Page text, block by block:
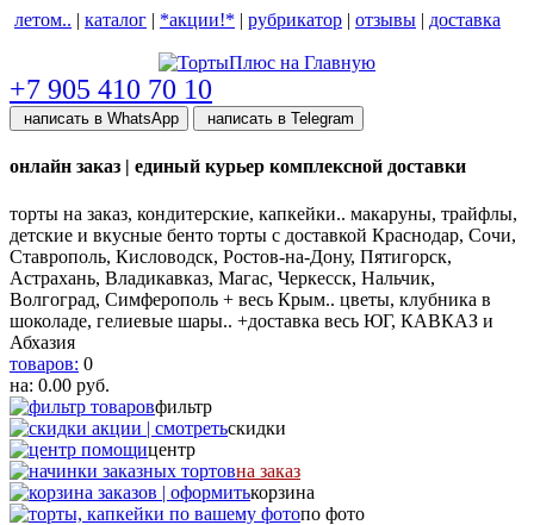
летом.. | каталог | *акции!* | рубрикатор | отзывы | доставка
+7 905 410 70 10
написать в WhatsApp написать в Telegram
онлайн заказ | единый курьер комплексной доставки
торты на заказ, кондитерские, капкейки.. макаруны, трайфлы,
детские и вкусные бенто торты с доставкой Краснодар, Сочи,
Ставрополь, Кисловодск, Ростов-на-Дону, Пятигорск,
Астрахань, Владикавказ, Магас, Черкесск, Нальчик,
Волгоград, Симферополь + весь Крым.. цветы, клубника в
шоколаде, гелиевые шары.. +доставка весь ЮГ, КАВКАЗ и
Абхазия
товаров: 0
на: 0.00 руб.
фильтр
скидки
центр
на заказ
корзина
по фото